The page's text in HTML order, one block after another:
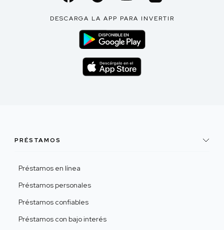
DESCARGA LA APP PARA INVERTIR
PRÉSTAMOS
Préstamos en línea
Préstamos personales
Préstamos confiables
Préstamos con bajo interés